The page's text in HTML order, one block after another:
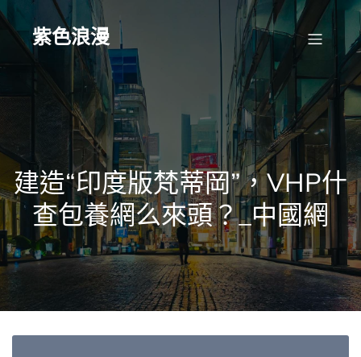
to
content紫色浪漫
建造“印度版梵蒂岡”，VHP什
查包養網么來頭？_中國網